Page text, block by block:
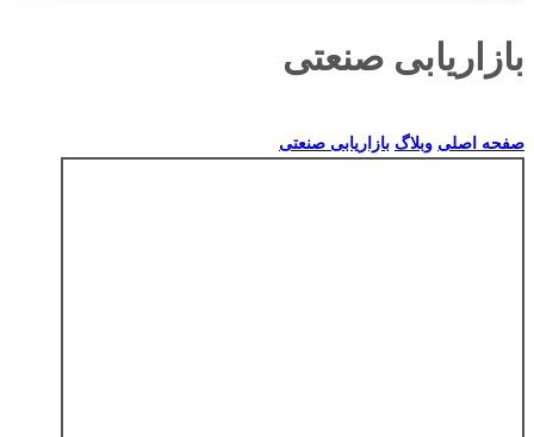
بازاریابی صنعتی
صفحه اصلی وبلاگ بازاریابی صنعتی